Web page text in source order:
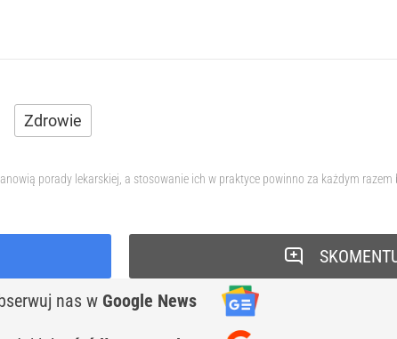
Zdrowie
porady lekarskiej, a stosowanie ich w praktyce powinno za każdym
nas w Google News